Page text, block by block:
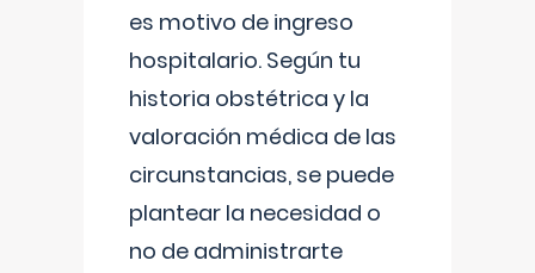
es motivo de ingreso
hospitalario. Según tu
historia obstétrica y la
valoración médica de las
circunstancias, se puede
plantear la necesidad o
no de administrarte